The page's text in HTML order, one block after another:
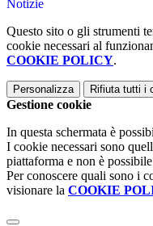
Notizie
Questo sito o gli strumenti
cookie necessari al
COOKIE POLICY.
Personalizza Rifiuta tutti i
Gestione cookie
In questa schermata è
I cookie necessari sono
piattaforma e non è
Per conoscere quali sono i
visionare la COOKIE